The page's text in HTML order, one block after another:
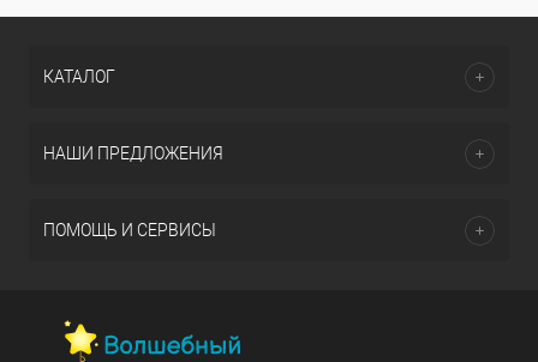
КАТАЛОГ
НАШИ ПРЕДЛОЖЕНИЯ
ПОМОЩЬ И СЕРВИСЫ